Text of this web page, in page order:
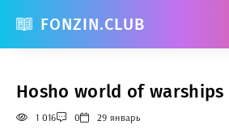
FONZIN.CLUB
Hosho world of warships
1 016 0 29 январь